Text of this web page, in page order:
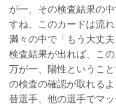
が一、その検査結果の
すね、このカードは流
満々の中で「もう大丈
検査結果が出れば、こ
万が一、陽性というこ
の検査の確認が取れる
替選手、他の選手でマ